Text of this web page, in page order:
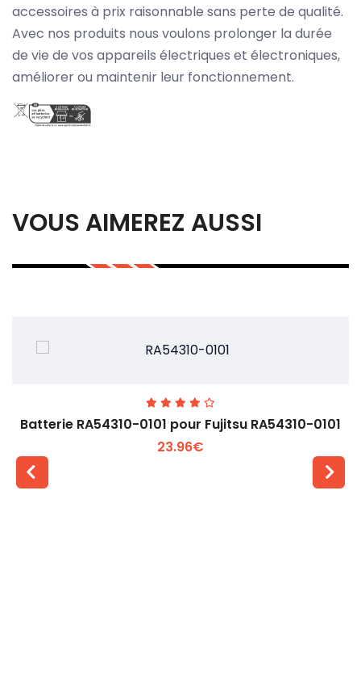
accessoires à prix raisonnable sans perte de qualité.
Avec nos produits nous voulons prolonger la durée
de vie de vos appareils électriques et électroniques,
améliorer ou maintenir leur fonctionnement.
VOUS AIMEREZ AUSSI
Batterie RA54310-0101 pour Fujitsu RA54310-0101
23.96€